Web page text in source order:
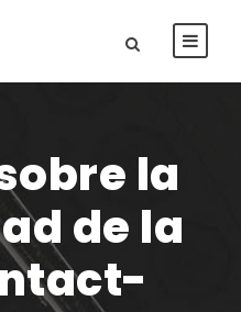
la
de la